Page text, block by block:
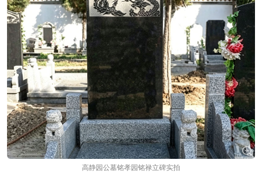
高静园公墓铭孝园铭禄立碑实拍